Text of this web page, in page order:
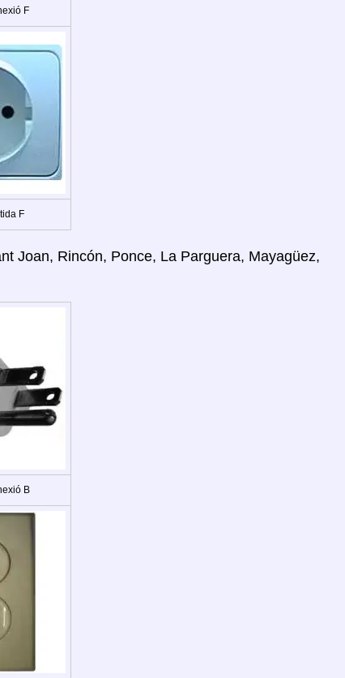
F
F
Joan, Rincón, Ponce, La Parguera, Mayagüez,
B